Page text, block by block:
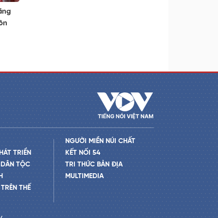
TRIỂN
TỘC
THẾ
NGƯỜI MIỀN NÚI CHẤT
KẾT NỐI 54
TRI THỨC BẢN ĐỊA
MULTIMEDIA